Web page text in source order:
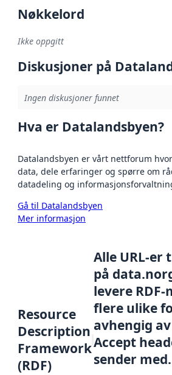
Nøkkelord
Ikke oppgitt
Diskusjoner på
Ingen diskusjoner funnet
Hva er Datalandsbyen?
Datalandsbyen er vårt nettforum
data, dele erfaringer og spørre om
datadeling og
Gå til Datalandsbyen
Mer informasjon
Resource
Description
Framework
(RDF)
Alle URL-er
på
levere
flere ulike
avhengig
Accept
sender med.